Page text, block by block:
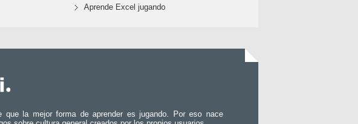
Aprende Excel jugando
que la mejor forma de aprender es jugando. Por eso nace